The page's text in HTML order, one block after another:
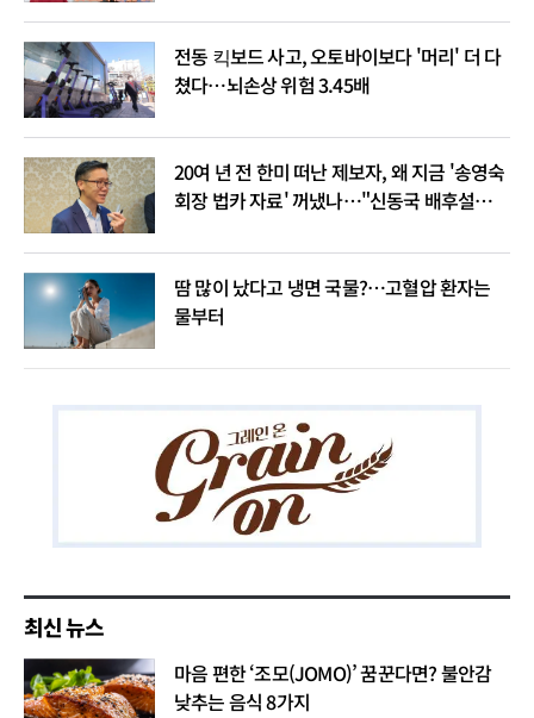
전동 킥보드 사고, 오토바이보다 '머리' 더 다
쳤다…뇌손상 위험 3.45배
20여 년 전 한미 떠난 제보자, 왜 지금 '송영숙
회장 법카 자료' 꺼냈나…"신동국 배후설은
땀 많이 났다고 냉면 국물?…고혈압 환자는
물부터
최신 뉴스
마음 편한 ‘조모(JOMO)’ 꿈꾼다면? 불안감
낮추는 음식 8가지